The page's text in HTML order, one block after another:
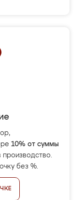
10% от суммы
производство.
без %.